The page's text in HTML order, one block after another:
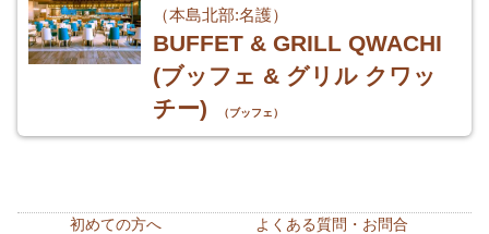
（本島北部:名護）
BUFFET & GRILL QWACHI
(ブッフェ & グリル クワッ
チー)
（ブッフェ）
初めての方へ
よくある質問・お問合